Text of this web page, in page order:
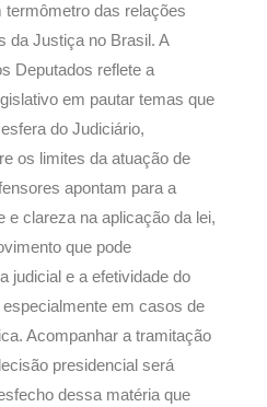
das relações
da Justiça no Brasil. A
Deputados reflete a
em pautar temas que
do Judiciário,
os limites da atuação de
apontam para a
e clareza na aplicação da lei,
que pode
judicial e a efetividade do
em casos de
Acompanhar a tramitação
presidencial será
dessa matéria que